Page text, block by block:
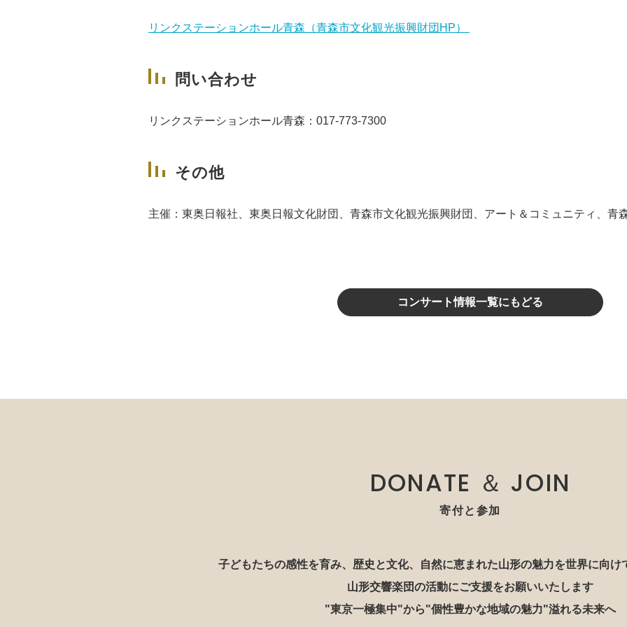
リンクステーションホール青森（青森市文化観光振興財団HP）
問い合わせ
リンクステーションホール青森：017-773-7300
その他
主催：東奥日報社、東奥日報文化財団、青森市文化観光振興財団、アート＆コミュニティ、青
コンサート情報一覧にもどる
DONATE ＆ JOIN
寄付と参加
子どもたちの感性を育み、歴史と文化、自然に恵まれた山形の魅力を世界に向け
山形交響楽団の活動にご支援をお願いいたします
"東京一極集中"から"個性豊かな地域の魅力"溢れる未来へ